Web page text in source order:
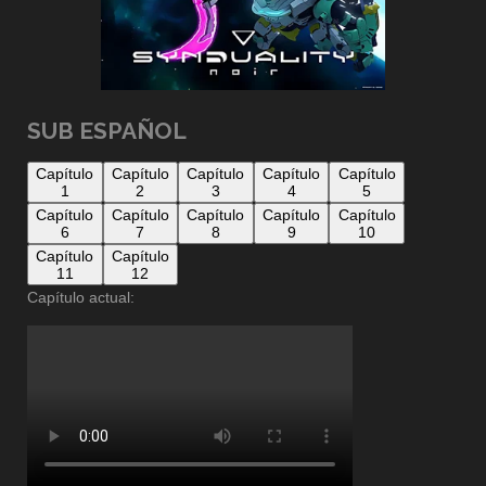
SUB ESPAÑOL
Capítulo
1
Capítulo
2
Capítulo
3
Capítulo
4
Capítulo
5
Capítulo
6
Capítulo
7
Capítulo
8
Capítulo
9
Capítulo
10
Capítulo
11
Capítulo
12
Capítulo actual: